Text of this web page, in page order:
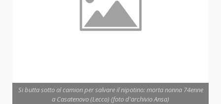
Si butta sotto al camion per salvare il nipotino: morta nonna 74enne
a Casatenovo (Lecco) (foto d'archivio Ansa)